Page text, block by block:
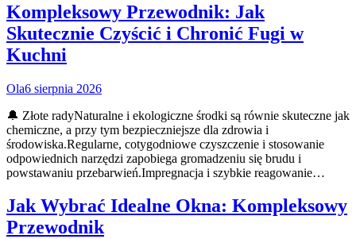
Kompleksowy Przewodnik: Jak
Skutecznie Czyścić i Chronić Fugi w
Kuchni
Ola6 sierpnia 2026
🔔 Złote radyNaturalne i ekologiczne środki są równie skuteczne jak
chemiczne, a przy tym bezpieczniejsze dla zdrowia i
środowiska.Regularne, cotygodniowe czyszczenie i stosowanie
odpowiednich narzędzi zapobiega gromadzeniu się brudu i
powstawaniu przebarwień.Impregnacja i szybkie reagowanie…
Jak Wybrać Idealne Okna: Kompleksowy
Przewodnik